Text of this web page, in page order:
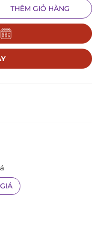
thuần là một công cụ
một người bạn đồng
ta trong các hoạt động
THÊM GIỎ HÀNG